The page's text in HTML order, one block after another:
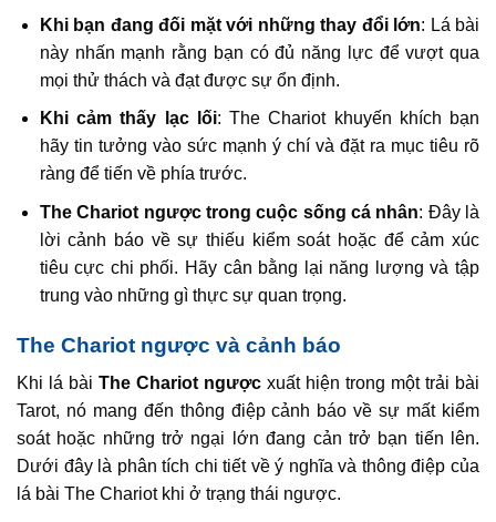
Khi bạn đang đối mặt với những thay đổi lớn: Lá bài
này nhấn mạnh rằng bạn có đủ năng lực để vượt qua
mọi thử thách và đạt được sự ổn định.
Khi cảm thấy lạc lối: The Chariot khuyến khích bạn
hãy tin tưởng vào sức mạnh ý chí và đặt ra mục tiêu rõ
ràng để tiến về phía trước.
The Chariot ngược trong cuộc sống cá nhân: Đây là
lời cảnh báo về sự thiếu kiểm soát hoặc để cảm xúc
tiêu cực chi phối. Hãy cân bằng lại năng lượng và tập
trung vào những gì thực sự quan trọng.
The Chariot ngược và cảnh báo
Khi lá bài The Chariot ngược xuất hiện trong một trải bài
Tarot, nó mang đến thông điệp cảnh báo về sự mất kiểm
soát hoặc những trở ngại lớn đang cản trở bạn tiến lên.
Dưới đây là phân tích chi tiết về ý nghĩa và thông điệp của
lá bài The Chariot khi ở trạng thái ngược.